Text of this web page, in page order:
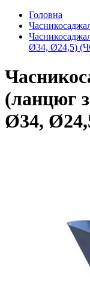
Головна
Ø34, Ø24,5)
(ланцюг
Ø34,